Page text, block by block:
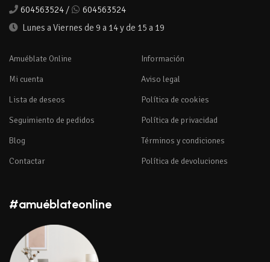
604563524 /
604563524
Lunes a Viernes de 9 a 14 y de 15 a 19
Amuéblate Online
Mi cuenta
Lista de deseos
Seguimiento de pedidos
Blog
Contactar
Información
Aviso legal
Política de cookies
Política de privacidad
Términos y condiciones
Política de devoluciones
#amuéblateonline